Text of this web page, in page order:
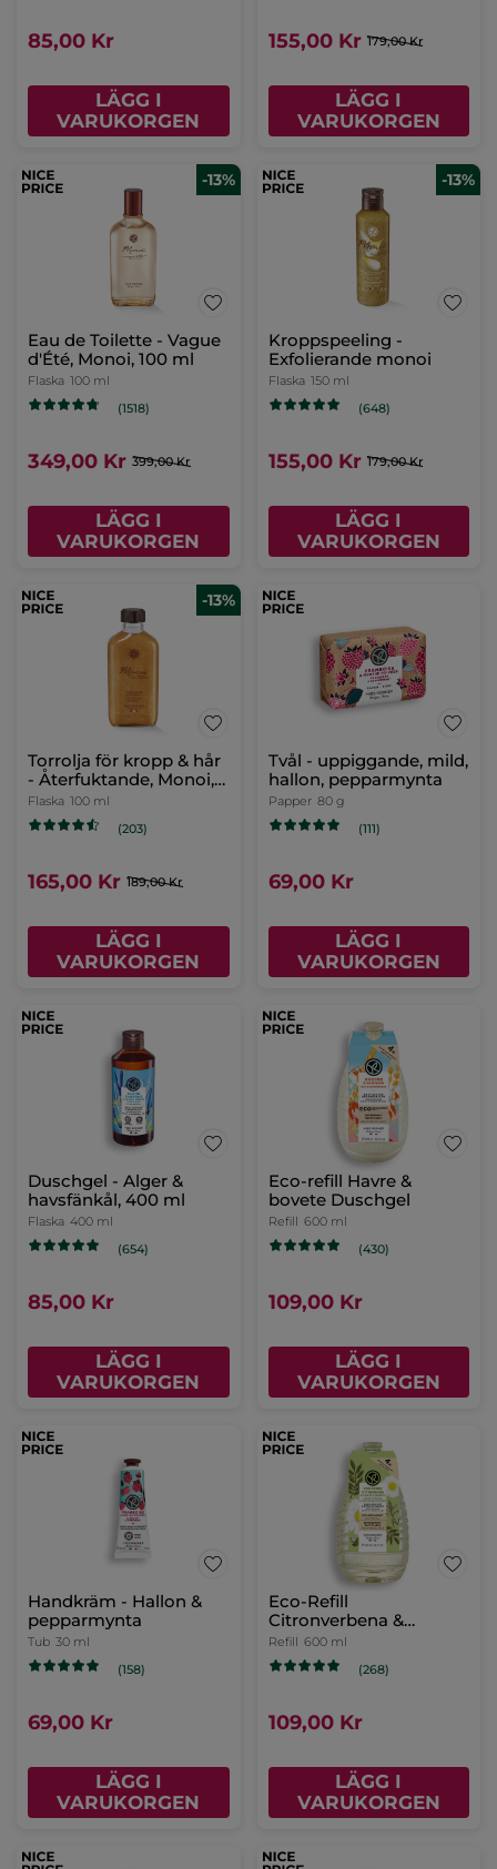
85,00 Kr
LÄGG I
VARUKORGEN
155,00 Kr 179,00 Kr
LÄGG I
VARUKORGEN
-13%
Eau de Toilette - Vague
d'Été, Monoi, 100 ml
Flaska 100 ml
(1518)
349,00 Kr 399,00 Kr
LÄGG I
VARUKORGEN
-13%
Kroppspeeling -
Exfolierande monoi
Flaska 150 ml
(648)
155,00 Kr 179,00 Kr
LÄGG I
VARUKORGEN
-13%
Torrolja för kropp & hår
- Återfuktande, Monoi,
100 ml
Flaska 100 ml
(203)
165,00 Kr 189,00 Kr
LÄGG I
VARUKORGEN
Tvål - uppiggande, mild,
hallon, pepparmynta
Papper 80 g
(111)
69,00 Kr
LÄGG I
VARUKORGEN
Duschgel - Alger &
havsfänkål, 400 ml
Flaska 400 ml
(654)
85,00 Kr
LÄGG I
VARUKORGEN
Eco-refill Havre &
bovete Duschgel
Refill 600 ml
(430)
109,00 Kr
LÄGG I
VARUKORGEN
Handkräm - Hallon &
pepparmynta
Tub 30 ml
(158)
69,00 Kr
LÄGG I
VARUKORGEN
Eco-Refill
Citronverbena &
Kamomill Duschgel
Refill 600 ml
(268)
109,00 Kr
LÄGG I
VARUKORGEN